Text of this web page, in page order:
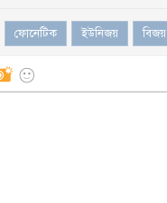
ফোনেটিক ইউনিজয় বিজয়